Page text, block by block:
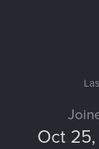
Oct